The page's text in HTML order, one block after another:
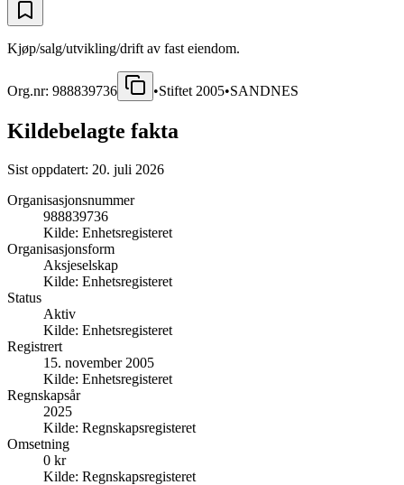
Kjøp/salg/utvikling/drift av fast eiendom.
Org.nr: 988839736 •Stiftet 2005•SANDNES
Kildebelagte fakta
Sist oppdatert: 20. juli 2026
Organisasjonsnummer
988839736
Kilde: Enhetsregisteret
Organisasjonsform
Aksjeselskap
Kilde: Enhetsregisteret
Status
Aktiv
Kilde: Enhetsregisteret
Registrert
15. november 2005
Kilde: Enhetsregisteret
Regnskapsår
2025
Kilde: Regnskapsregisteret
Omsetning
0 kr
Kilde: Regnskapsregisteret